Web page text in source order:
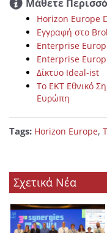
Μάθετε
Horizon Europe
Εγγραφή στο
Enterprise
Enterprise
Δίκτυο Ideal-ist
Το ΕΚΤ Εθνικό
Ευρώπη
Tags: Horizon Europe,
Σχετικά Νέα